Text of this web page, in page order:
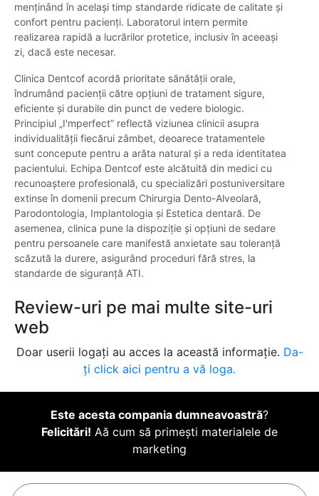
menținând în același timp standarde ridicate de calitate și
confort pentru pacienți. Laboratorul intern permite
realizarea rapidă a lucrărilor protetice, inclusiv în aceeași
zi, dacă este necesar.
Clinica Dentcof acordă prioritate sănătății orale,
îndrumând pacienții către opțiuni de tratament sigure,
eficiente și durabile din punct de vedere biologic.
Principiul „I'mperfect” reflectă viziunea clinicii asupra
individualității fiecărui zâmbet, deoarece tratamentele
sunt concepute pentru a arăta natural și a reda identitatea
pacientului. Echipa Dentcof este alcătuită din medici cu
recunoaștere profesională, cu specializări postuniversitare
extinse în domenii precum Chirurgia Dento-Alveolară,
Parodontologia, Implantologia și Estetica dentară. De
asemenea, clinica pune la dispoziție și opțiuni de sedare
pentru persoanele care manifestă anxietate sau toleranță
scăzută la durere, asigurând proceduri fără stres, la
standarde de siguranță ATI.
Review-uri pe mai multe site-uri
web
Doar userii logați au acces la această informație. Da-
ți click aici pentru a vă loga.
Este acesta compania dumneavoastră?
Felicitări! Aă cum să primești materialele de
marketing